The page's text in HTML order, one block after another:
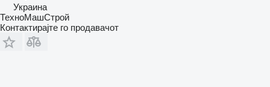
Украина
ТехноМашСтрой
Контактирајте го продавачот